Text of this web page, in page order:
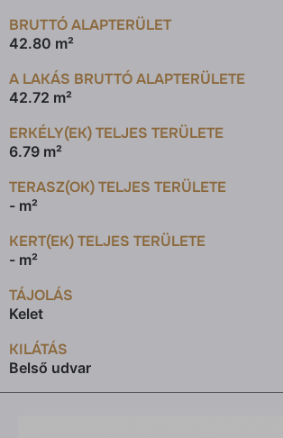
BRUTTÓ ALAPTERÜLET
42.80 m²
A LAKÁS BRUTTÓ ALAPTERÜLETE
42.72 m²
ERKÉLY(EK) TELJES TERÜLETE
6.79 m²
TERASZ(OK) TELJES TERÜLETE
- m²
KERT(EK) TELJES TERÜLETE
- m²
TÁJOLÁS
Kelet
KILÁTÁS
Belső udvar